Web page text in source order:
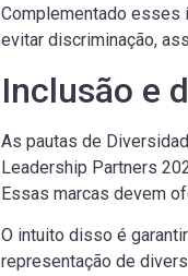
Complementado esses
evitar discriminação,
Inclusão e
As pautas de
Leadership Partners
Essas marcas devem
O intuito disso é
representação de